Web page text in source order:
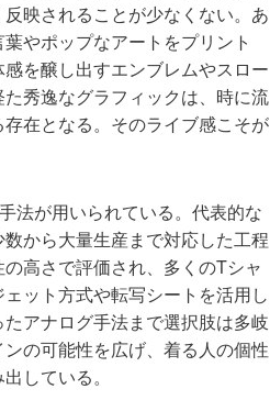
映されることが少なくない。あ
やポップなアートをプリント
を醸し出すエンブレムやスロー
秀逸なグラフィックは、時に流
在となる。そのライブ感こそが
法が用いられている。代表的な
から大量生産まで対応した工程
高さで評価され、多くのTシャ
ット方式や転写シートを活用し
アナログ手法まで選択肢は多岐
の可能性を広げ、着る人の個性
している。